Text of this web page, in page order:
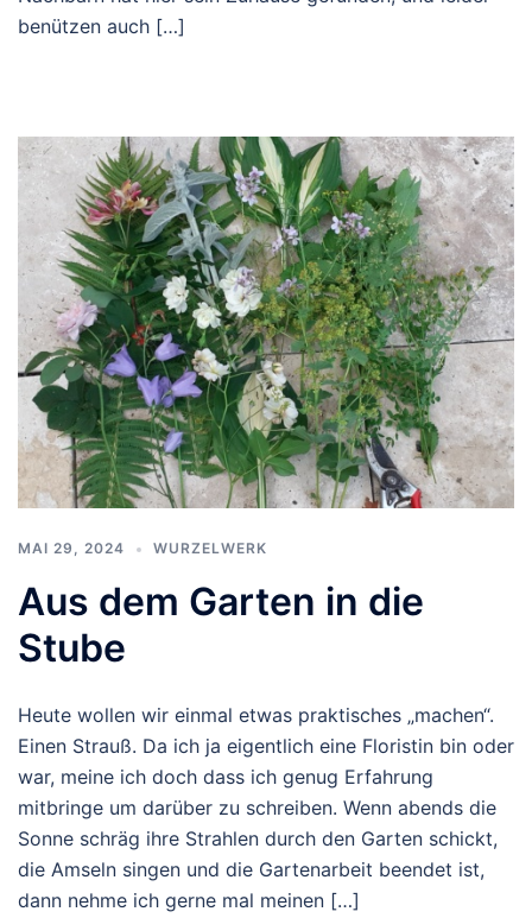
benützen auch […]
MAI 29, 2024 WURZELWERK
Aus dem Garten in die
Stube
Heute wollen wir einmal etwas praktisches „machen“.
Einen Strauß. Da ich ja eigentlich eine Floristin bin oder
war, meine ich doch dass ich genug Erfahrung
mitbringe um darüber zu schreiben. Wenn abends die
Sonne schräg ihre Strahlen durch den Garten schickt,
die Amseln singen und die Gartenarbeit beendet ist,
dann nehme ich gerne mal meinen […]